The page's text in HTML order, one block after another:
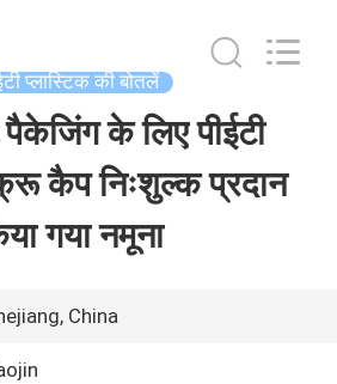
प्लास्टिक की बोतलें
के लिए पीईटी
कैप निःशुल्क प्रदान
गया नमूना
China